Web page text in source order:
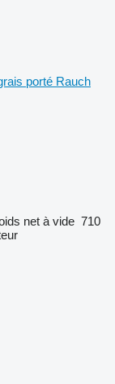
porté Rauch
net à vide 710